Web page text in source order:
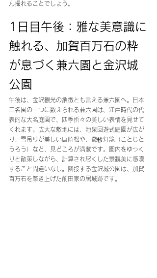
ん撮れることでしょう。
1日目午後：雅な美意識に
触れる、加賀百万石の粋
が息づく兼六園と金沢城
公園
午後は、金沢観光の象徴とも言える兼六園へ。日本
三名園の一つに数えられる兼六園は、江戸時代の代
表的な大名庭園で、四季折々の美しい表情を見せて
くれます。広大な敷地には、池泉回遊式庭園が広が
り、雪吊りが美しい唐崎松や、徽軫灯籠（ことじと
うろう）など、見どころが満載です。園内をゆっく
りと散策しながら、計算され尽くした景観美に感嘆
すること間違いなし。隣接する金沢城公園は、加賀
百万石を築き上げた前田家の居城跡です。